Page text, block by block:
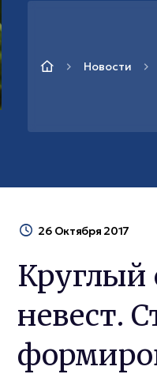
Новости
26 Октября 2017
Круглый
невест.